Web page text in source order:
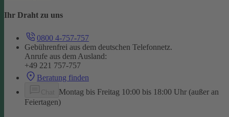
Ihr Draht zu uns
0800 4-757-757
Gebührenfrei aus dem deutschen Telefonnetz.
Anrufe aus dem Ausland:
+49 221 757-757
Beratung finden
Montag bis Freitag 10:00 bis 18:00 Uhr (außer an
Feiertagen)